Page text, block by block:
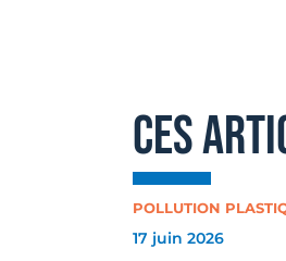
ces
POLLUTION
17 juin 2026